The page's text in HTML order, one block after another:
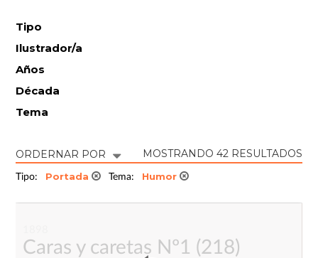
Tipo
Ilustrador/a
Años
Década
Tema
ORDERNAR POR MOSTRANDO 42 RESULTADOS
Tipo: Portada Tema: Humor
Caras y caretas Nº1 (218)